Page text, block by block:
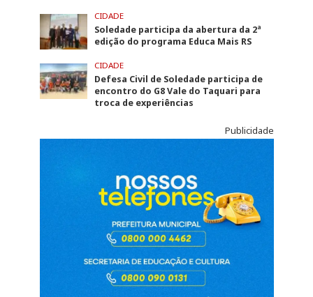
CIDADE
Soledade participa da abertura da 2ª
edição do programa Educa Mais RS
CIDADE
Defesa Civil de Soledade participa de
encontro do G8 Vale do Taquari para
troca de experiências
Publicidade